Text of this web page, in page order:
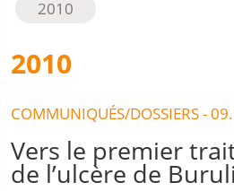
2010
2010
COMMUNIQUÉS/DOSSIERS -
Vers le premier
de l’ulcère de Buruli